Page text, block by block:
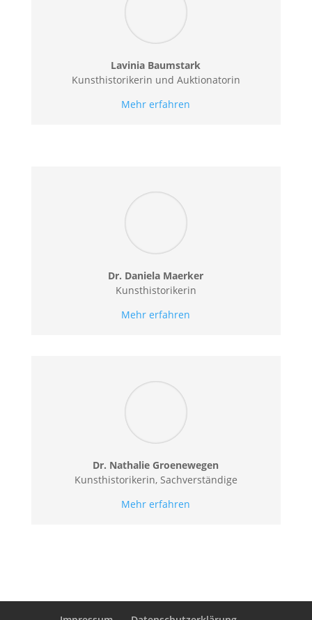
Lavinia Baumstark
Kunsthistorikerin und Auktionatorin
Mehr erfahren
Dr. Daniela Maerker
Kunsthistorikerin
Mehr erfahren
Dr. Nathalie Groenewegen
Kunsthistorikerin, Sachverständige
Mehr erfahren